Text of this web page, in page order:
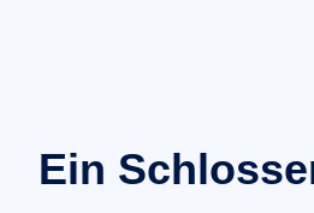
Ein